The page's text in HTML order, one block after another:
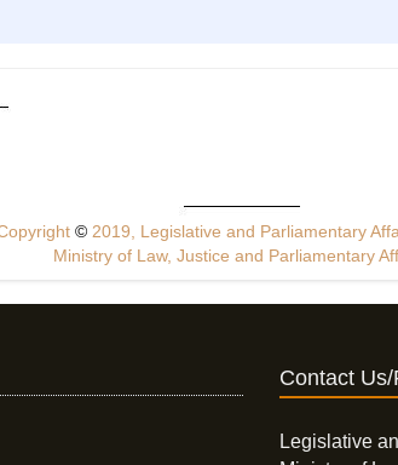
© 2019, Legislative and Parliamentary
Ministry of Law, Justice and Parliamentary
Contact
Legislative